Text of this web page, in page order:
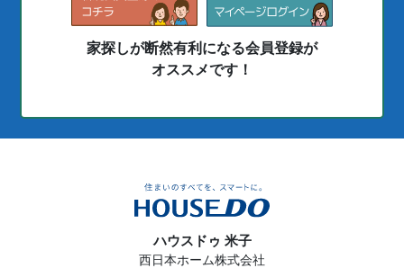
家探しが断然有利になる会員登録が
オススメです！
ハウスドゥ 米子
西日本ホーム株式会社